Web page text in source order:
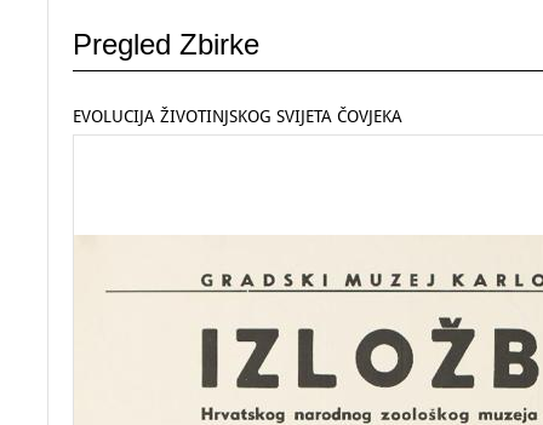
Pregled Zbirke
EVOLUCIJA ŽIVOTINJSKOG SVIJETA ČOVJEKA